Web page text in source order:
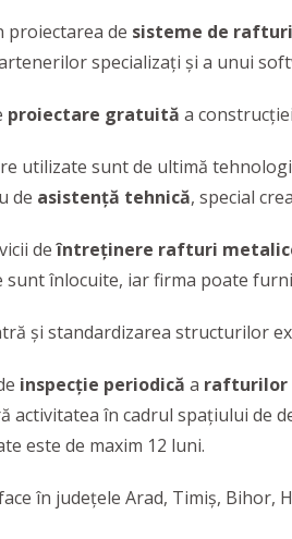
proiectarea de sisteme de
specializați și a unui
proiectare gratuită a
utilizate sunt de ultimă
de asistență tehnică, special
deîntreținere rafturi
înlocuite, iar firma poate
și standardizarea structurilor
inspecţie periodică a rafturilor
activitatea în cadrul spațiului
este de maxim 12 luni.
în județele Arad, Timiș, Bihor,